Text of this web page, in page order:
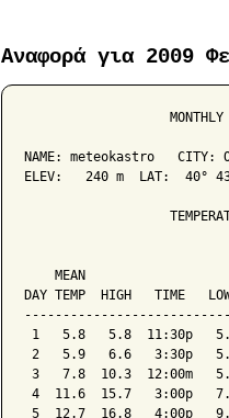
Αναφορά για 2009
NAME: meteokastro   CITY:
ELEV:   240 m  LAT:  40°
MEAN
DAY TEMP  HIGH   TIME
1   5.8   5.8  11:30p
2   5.9   6.6   3:30p
3   7.8  10.3  12:00m
4  11.6  15.7   3:00p
5  12.7  16.8   4:00p